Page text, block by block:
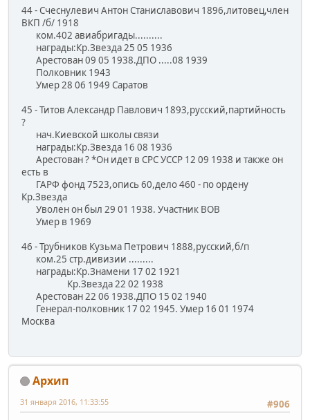
44 - Счеснулевич Антон Станиславович 1896,литовец,член
ВКП /б/ 1918
ком.402 авиабригады..........
награды:Кр.Звезда 25 05 1936
Арестован 09 05 1938.ДПО .....08 1939
Полковник 1943
Умер 28 06 1949 Саратов
45 - Титов Александр Павлович 1893,русский,партийность
?
нач.Киевской школы связи
награды:Кр.Звезда 16 08 1936
Арестован ? *Он идет в СРС УССР 12 09 1938 и также он
есть в
ГАРФ фонд 7523,опись 60,дело 460 - по ордену
Кр.Звезда
Уволен он был 29 01 1938. Участник ВОВ
Умер в 1969
46 - Трубников Кузьма Петрович 1888,русский,б/п
ком.25 стр.дивизии .........
награды:Кр.Знамени 17 02 1921
Кр.Звезда 22 02 1938
Арестован 22 06 1938.ДПО 15 02 1940
Генерал-полковник 17 02 1945. Умер 16 01 1974
Москва
Архип
#906
31 января 2016, 11:33:55